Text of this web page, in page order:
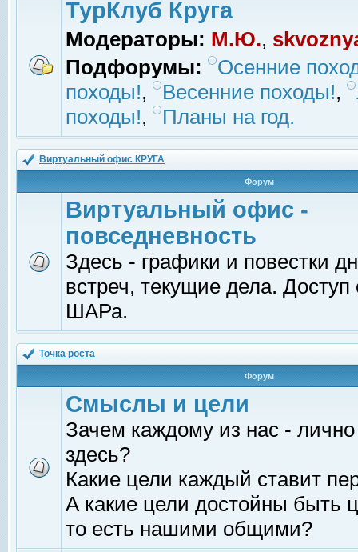
ТурКлуб Круга
Модераторы: М.Ю.,
Подфорумы:
Осенние
походы!, Весенние походы!,
походы!, Планы на год.
Виртуальный офис КРУГА
Форум
Виртуальный офис -
повседневность
Здесь - графики и повестки
встреч, текущие дела.
ШАРа.
Точка роста
Форум
Смыслы и цели
Зачем каждому из нас -
здесь?
Какие цели каждый ставит
А какие цели достойны быть
то есть нашими общими?